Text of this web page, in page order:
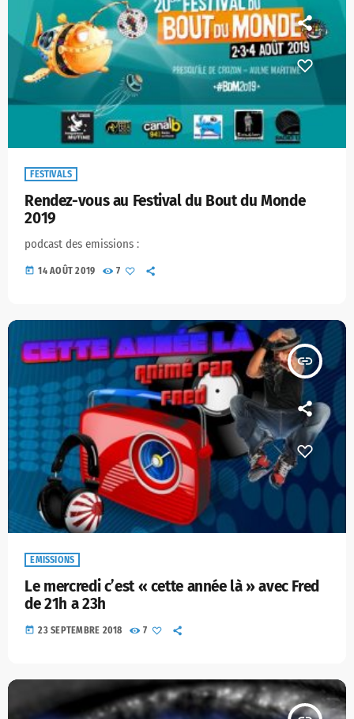
FESTIVALS
Rendez-vous au Festival du Bout du Monde
2019
podcast des emissions :
today 14 AOÛT 2019 7
insert_link
EMISSIONS
Le mercredi c’est « cette année là » avec Fred
de 21h a 23h
today 23 SEPTEMBRE 2018 7